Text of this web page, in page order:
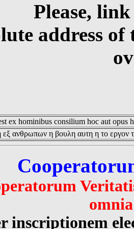
Please,
address
ex hominibus consilium hoc aut opus
εξ ανθρωπων η βουλη αυτη η το εργον
inscriptionem